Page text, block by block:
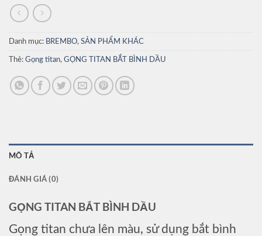
Danh mục: BREMBO, SẢN PHẨM KHÁC
Thẻ: Gọng titan, GỌNG TITAN BẮT BÌNH DẦU
MÔ TẢ
ĐÁNH GIÁ (0)
GỌNG TITAN BẮT BÌNH DẦU
Gọng titan chưa lên màu, sử dụng bắt bình